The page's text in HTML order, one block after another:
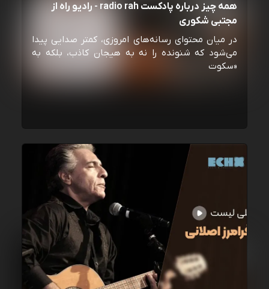
همه چیز درباره پادکست radio rah - رادیو راه از
مجتبی شکوری
در میان محتوای رسانه‌های امروزی، کمتر صدایی پیدا
می‌شود که شنونده را نه به هیجان کاذب، بلکه به
«سکوت